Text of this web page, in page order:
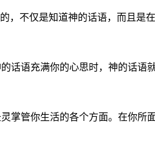
，不仅是知道神的话语，而且是
话语充满你的心思时，神的话
掌管你生活的各个方面。在你所